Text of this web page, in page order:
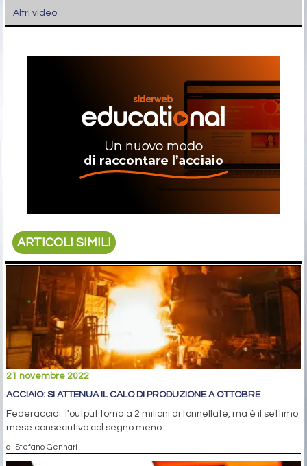
Altri video
ARTICOLI SIMILI
21 novembre 2022
ACCIAIO: SI ATTENUA IL CALO DI PRODUZIONE A OTTOBRE
Federacciai: l'output torna a 2 milioni di tonnellate, ma è il settimo
mese consecutivo col segno meno
di Stefano Gennari